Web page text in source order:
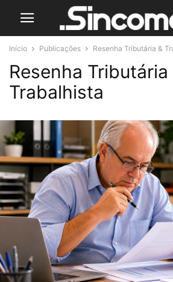
Início Publicações Resenha Tributária &
Resenha Tributária
Trabalhista